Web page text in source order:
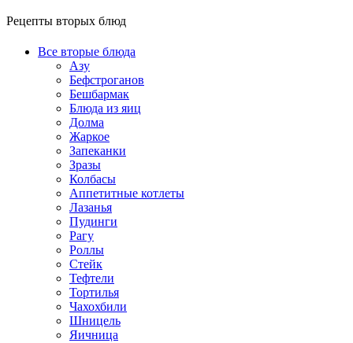
Рецепты вторых блюд
Все вторые блюда
Азу
Бефстроганов
Бешбармак
Блюда из яиц
Долма
Жаркое
Запеканки
Зразы
Колбасы
Аппетитные котлеты
Лазанья
Пудинги
Рагу
Роллы
Стейк
Тефтели
Тортилья
Чахохбили
Шницель
Яичница